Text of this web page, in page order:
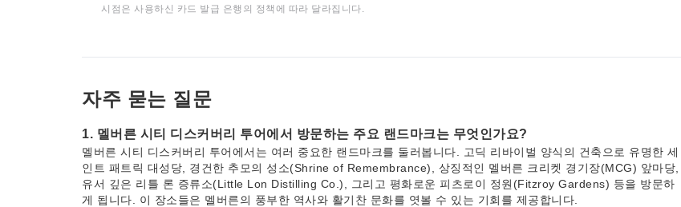
시점은 사용하신 카드 발급 은행의 정책에 따라 달라집니다.
자주 묻는 질문
1. 멜버른 시티 디스커버리 투어에서 방문하는 주요 랜드마크는 무엇인가요?
멜버른 시티 디스커버리 투어에서는 여러 중요한 랜드마크를 둘러봅니다. 고딕 리바이벌 양식의 건축으로 유명한 세
인트 패트릭 대성당, 경건한 추모의 성소(Shrine of Remembrance), 상징적인 멜버른 크리켓 경기장(MCG) 앞마당,
유서 깊은 리틀 론 증류소(Little Lon Distilling Co.), 그리고 평화로운 피츠로이 정원(Fitzroy Gardens) 등을 방문하
게 됩니다. 이 장소들은 멜버른의 풍부한 역사와 활기찬 문화를 엿볼 수 있는 기회를 제공합니다.